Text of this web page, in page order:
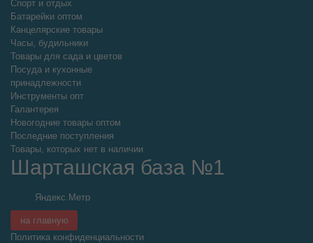
Спорт и отдых
Батарейки оптом
Канцелярские товары
Часы, будильники
Товары для сада и цветов
Посуда и кухонные
принадлежности
Инструменты опт
Галантерея
Новогодние товары оптом
Последние поступления
Товары, которых нет в наличии
Шарташская база №1
на главную
Политика конфиденциальности